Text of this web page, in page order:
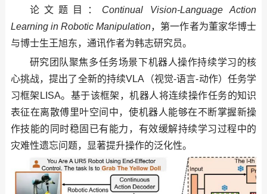
论文题目： Continual Vision-Language Action
Learning in Robotic Manipulation，第一作者为董家华博士
与博士生王旭东，通讯作者为韩志研究员。
研究团队聚焦多任务场景下机器人操作持续学习的核
心挑战，提出了全新的持续VLA（视觉-语言-动作）任务学
习框架LISA。基于该框架，机器人将连续操作任务的知识
表征在离散傅里叶空间中，使机器人能够在不断掌握新操
作技能的同时稳固已有能力，有效缓解持续学习过程中的
灾难性遗忘问题，显著提升操作的泛化性。